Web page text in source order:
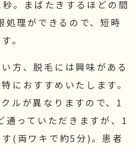
。まばたきするほどの間
理ができるので、短時
。
方、脱毛には興味がある
におすすめいたします。
ルが異なりますので、1
っていただきますが、1
(両ワキで約5分)。患者